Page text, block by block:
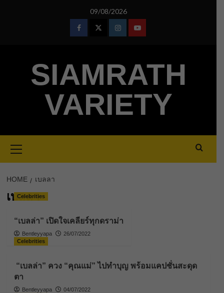
09/08/2026
FacebookTwitterInstagramYoutube
SIAMRATH
VARIETY
Menu
HOME เบลลา
เบลลา
Celebrities
“เบลล่า” เปิดใจเคลียร์ทุกดราม่า
Bentleyyapa
26/07/2022
Celebrities
“เบลล่า” ควง “คุณแม่” ไปทำบุญ พร้อมแคปชั่นสะดุด
ตา
Bentleyyapa
04/07/2022